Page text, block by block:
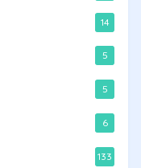
14
5
5
6
133